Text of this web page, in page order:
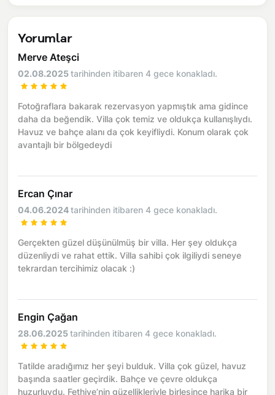
Yorumlar
Merve Ateşci
02.08.2025tarihinden itibaren 4 gece konakladı.
Fotoğraflara bakarak rezervasyon yapmıştık ama gidince
daha da beğendik. Villa çok temiz ve oldukça kullanışlıydı.
Havuz ve bahçe alanı da çok keyifliydi. Konum olarak çok
avantajlı bir bölgedeydi
Ercan Çınar
04.06.2024tarihinden itibaren 4 gece konakladı.
Gerçekten güzel düşünülmüş bir villa. Her şey oldukça
düzenliydi ve rahat ettik. Villa sahibi çok ilgiliydi seneye
tekrardan tercihimiz olacak :)
Engin Çağan
28.06.2025tarihinden itibaren 4 gece konakladı.
Tatilde aradığımız her şeyi bulduk. Villa çok güzel, havuz
başında saatler geçirdik. Bahçe ve çevre oldukça
huzurluydu. Fethiye’nin güzellikleriyle birleşince harika bir